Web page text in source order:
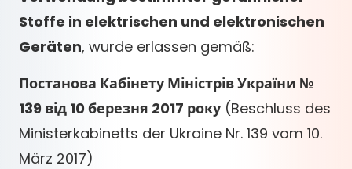
Stoffe in elektrischen und elektronischen
Geräten, wurde erlassen gemäß:
Постанова Кабінету Міністрів України №
139 від 10 березня 2017 року (Beschluss des
Ministerkabinetts der Ukraine Nr. 139 vom 10.
März 2017)